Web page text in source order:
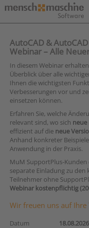
AutoCAD &
Webinar – Alle
In diesem Webinar
Überblick über alle
Ihnen die wichtigsten
Verbesserungen vor und
einsetzen können.
Erfahren Sie, welche
relevant sind, wo sich
effizient auf die neue
Anhand konkreter
Anwendung in der Praxis.
MuM SupportPlus-
separate Einladung zu
Teilnehmer ohne
Webinar kostenpflichtig
Wir freuen uns auf Ihre
Datum
18.08.2026